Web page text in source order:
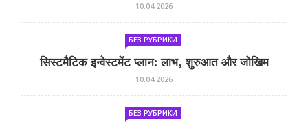
10.04.2026
БЕЗ РУБРИКИ
सिस्टमैटिक इन्वेस्टमेंट प्लान: लाभ, शुरुआत और जोखिम
10.04.2026
БЕЗ РУБРИКИ